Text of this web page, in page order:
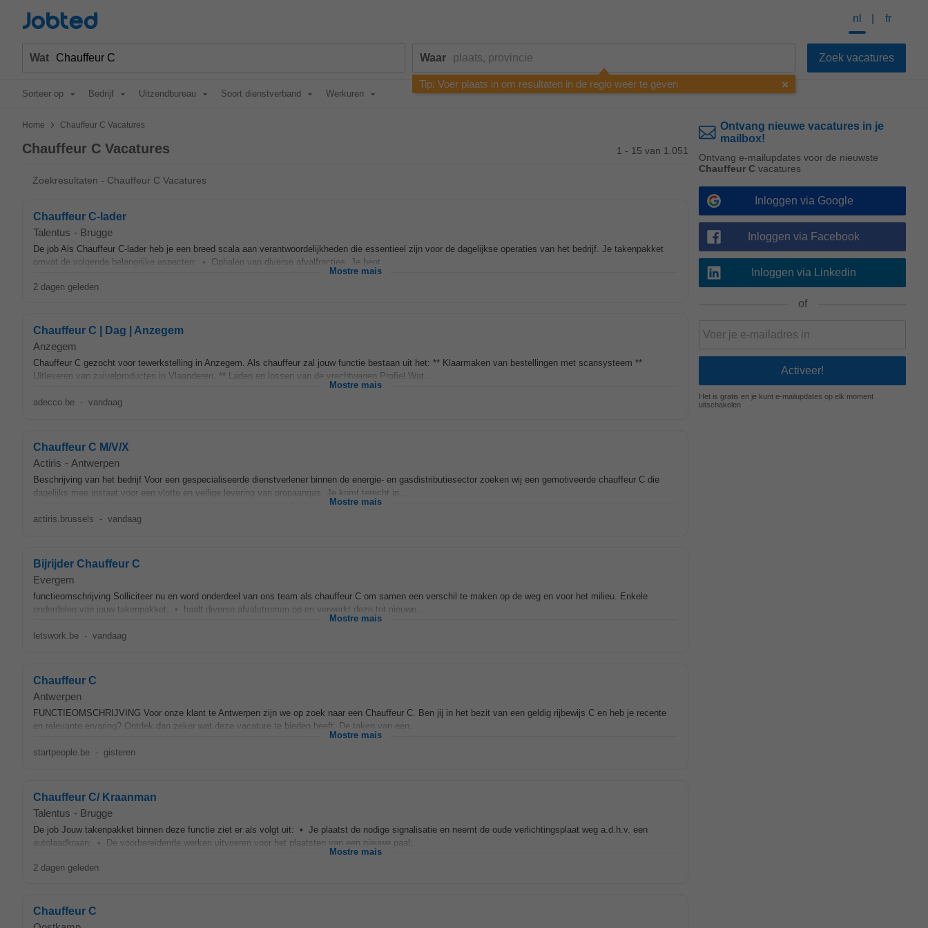
Jobted nl fr
Wat Waar
Tip: Voer plaats in om resultaten in de regio weer te geven
Sorteer op Bedrijf Uitzendbureau Soort dienstverband Werkuren
Home > Chauffeur C Vacatures
Chauffeur C Vacatures 1 - 15 van 1.051
Zoekresultaten - Chauffeur C Vacatures
Chauffeur C-lader
Talentus - Brugge
De job Als Chauffeur C-lader heb je een breed scala aan verantwoordelijkheden die essentieel zijn voor de dagelijkse operaties van het bedrijf. Je takenpakket
omvat de volgende belangrijke aspecten: • Ophalen van diverse afvalfracties. Je bent...
Mostre mais
2 dagen geleden
Chauffeur C | Dag | Anzegem
Anzegem
Chauffeur C gezocht voor tewerkstelling in Anzegem. Als chauffeur zal jouw functie bestaan uit het: ** Klaarmaken van bestellingen met scansysteem **
Uitleveren van zuivelproducten in Vlaanderen. ** Laden en lossen van de vrachtwagen Profiel Wat...
Mostre mais
adecco.be - vandaag
Chauffeur C M/V/X
Actiris - Antwerpen
Beschrijving van het bedrijf Voor een gespecialiseerde dienstverlener binnen de energie- en gasdistributiesector zoeken wij een gemotiveerde chauffeur C die
dagelijks mee instaat voor een vlotte en veilige levering van propaangas. Je komt terecht in...
Mostre mais
actiris.brussels - vandaag
Bijrijder Chauffeur C
Evergem
functieomschrijving Solliciteer nu en word onderdeel van ons team als chauffeur C om samen een verschil te maken op de weg en voor het milieu. Enkele
onderdelen van jouw takenpakket: • haalt diverse afvalstromen op en verwerkt deze tot nieuwe...
Mostre mais
letswork.be - vandaag
Chauffeur C
Antwerpen
FUNCTIEOMSCHRIJVING Voor onze klant te Antwerpen zijn we op zoek naar een Chauffeur C. Ben jij in het bezit van een geldig rijbewijs C en heb je recente
en relevante ervaring? Ontdek dan zeker wat deze vacature te bieden heeft. De taken van een...
Mostre mais
startpeople.be - gisteren
Chauffeur C/ Kraanman
Talentus - Brugge
De job Jouw takenpakket binnen deze functie ziet er als volgt uit: • Je plaatst de nodige signalisatie en neemt de oude verlichtingsplaat weg a.d.h.v. een
autolaadkraan; • De voorbereidende werken uitvoeren voor het plaatsten van een nieuwe paal;
Mostre mais
2 dagen geleden
Chauffeur C
Ontvang nieuwe vacatures in je
mailbox!
Ontvang e-mailupdates voor de nieuwste
Chauffeur C vacatures
Inloggen via Google
Inloggen via Facebook
Inloggen via Linkedin
of
Het is gratis en je kunt e-mailupdates op elk moment
uitschakelen